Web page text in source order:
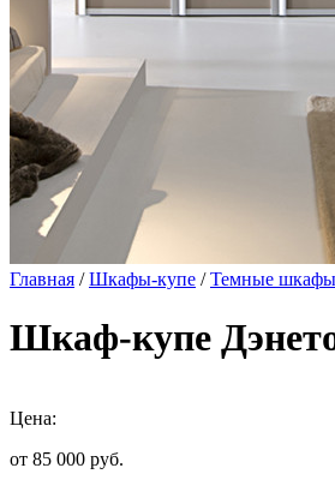
Главная /Шкафы-купе /Темные
Шкаф-купе
Цена:
от 85 000 руб.